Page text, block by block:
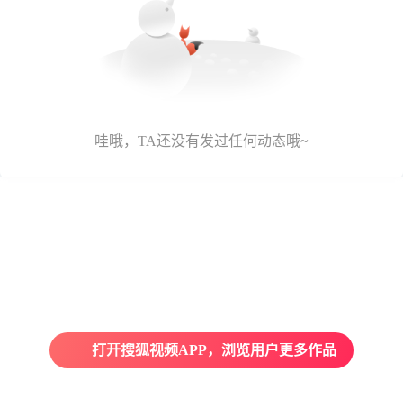
哇哦，TA还没有发过任何动态哦~
打开搜狐视频APP，浏览用户更多作品